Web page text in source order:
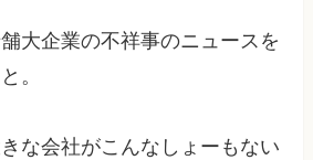
大企業の不祥事のニュースを
。
きな会社がこんなしょーもない